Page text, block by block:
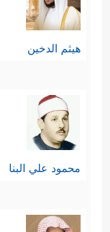
هيثم الدخين
محمود علي البنا